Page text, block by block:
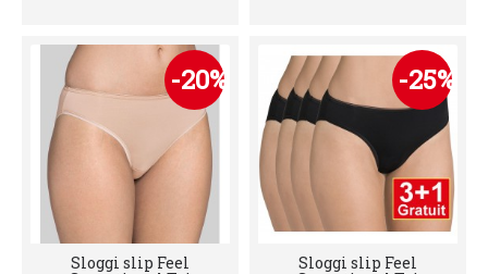
-20%
Sloggi slip Feel
-25%
Sloggi slip Feel